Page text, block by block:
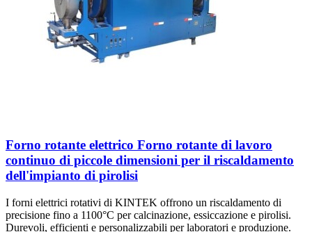
Forno rotante elettrico Forno rotante di lavoro
continuo di piccole dimensioni per il riscaldamento
dell'impianto di pirolisi
I forni elettrici rotativi di KINTEK offrono un riscaldamento di
precisione fino a 1100°C per calcinazione, essiccazione e pirolisi.
Durevoli, efficienti e personalizzabili per laboratori e produzione.